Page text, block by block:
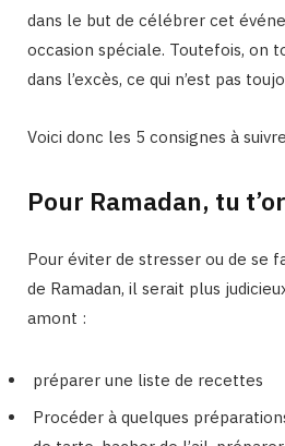
dans le but de célébrer cet
occasion spéciale. Toutefois, on
dans l’excès, ce qui n’est pas
Voici donc les 5 consignes à
Pour Ramadan, tu
Pour éviter de stresser ou de se
de Ramadan, il serait plus
amont :
préparer une liste de recettes
Procéder à quelques